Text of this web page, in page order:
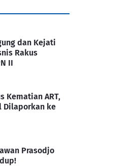
dan Kejati
Rakus
II
Kematian ART,
Dilaporkan ke
Prasodjo